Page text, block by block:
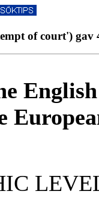
of court') gav